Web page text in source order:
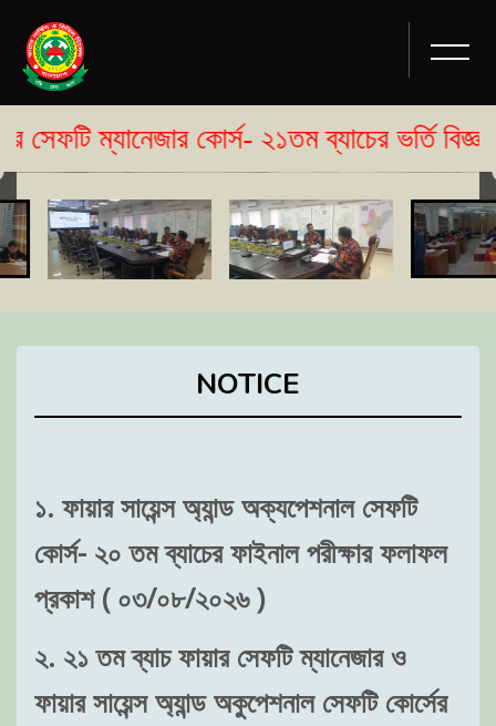
ম্যানেজার কোর্স- ২১তম ব্যাচের ভর্তি বিজ্ঞপ্তি
NOTICE
১. ফায়ার সায়েন্স অ্যান্ড অক্যপেশনাল সেফটি
কোর্স- ২০ তম ব্যাচের ফাইনাল পরীক্ষার ফলাফল
প্রকাশ ( ০৩/০৮/২০২৬ )
২. ২১ তম ব্যাচ ফায়ার সেফটি ম্যানেজার ও
ফায়ার সায়েন্স অ্যান্ড অকুপেশনাল সেফটি কোর্সের